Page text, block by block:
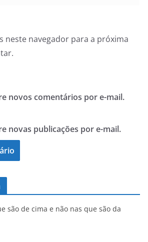
neste navegador para a próxima
novos comentários por e-mail.
novas publicações por e-mail.
são de cima e não nas que são da